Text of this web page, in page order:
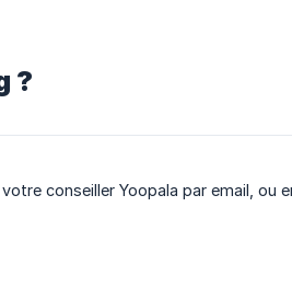
?
conseiller Yoopala par email, ou